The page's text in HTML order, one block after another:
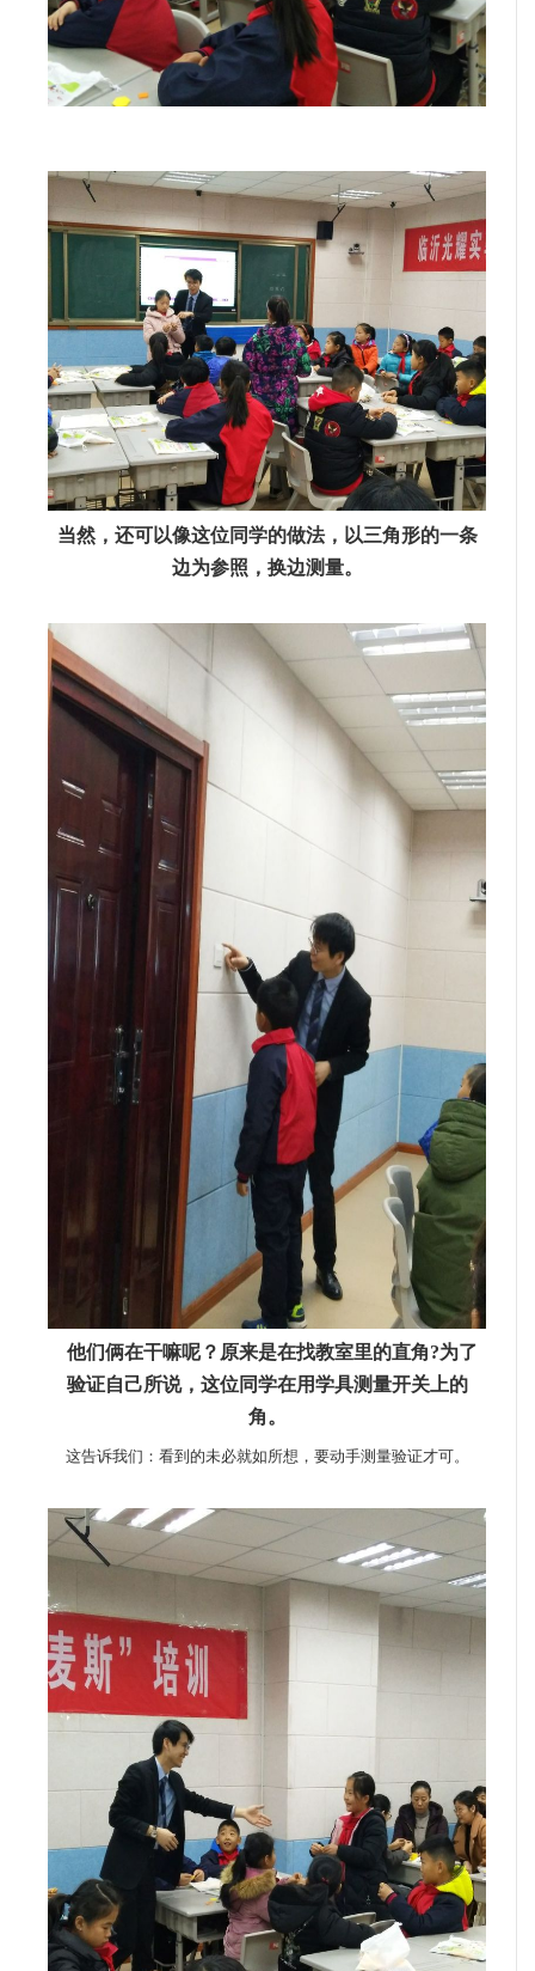
当然，还可以像这位同学的做法，以三角形的一条
边为参照，换边测量。
他们俩在干嘛呢？原来是在找教室里的直角?️为了
验证自己所说，这位同学在用学具测量开关上的
角。
这告诉我们：看到的未必就如所想，要动手测量验证才可。